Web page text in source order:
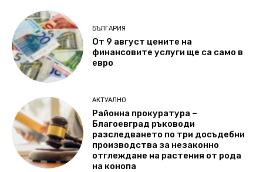
БЪЛГАРИЯ
От 9 август цените на
финансовите услуги ще са само в
евро
АКТУАЛНО
Районна прокуратура –
Благоевград ръководи
разследването по три досъдебни
производства за незаконно
отглеждане на растения от рода
на конопа